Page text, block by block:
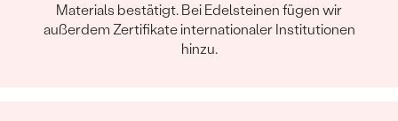
Materials bestätigt. Bei Edelsteinen fügen wir
außerdem Zertifikate internationaler Institutionen
hinzu.